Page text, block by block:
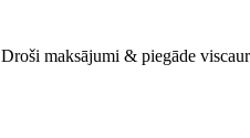
Droši maksājumi & piegāde